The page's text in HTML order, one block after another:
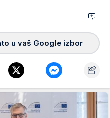
u vaš Google izbor